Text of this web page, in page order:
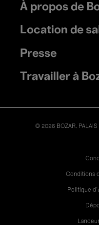
Footer
menu
À propos de
Location de
Presse
Travailler à
© 2026 BOZAR. PALAIS
Conditions
Politique